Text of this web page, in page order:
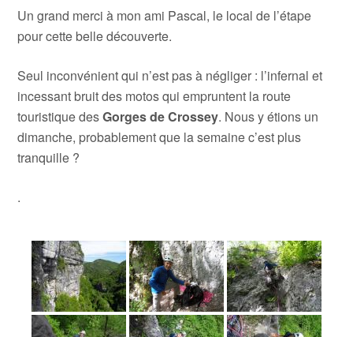
Un grand merci à mon ami Pascal, le local de l’étape
pour cette belle découverte.
Seul inconvénient qui n’est pas à négliger : l’infernal et
incessant bruit des motos qui empruntent la route
touristique desGorges de Crossey. Nous y étions un
dimanche, probablement que la semaine c’est plus
tranquille ?
.